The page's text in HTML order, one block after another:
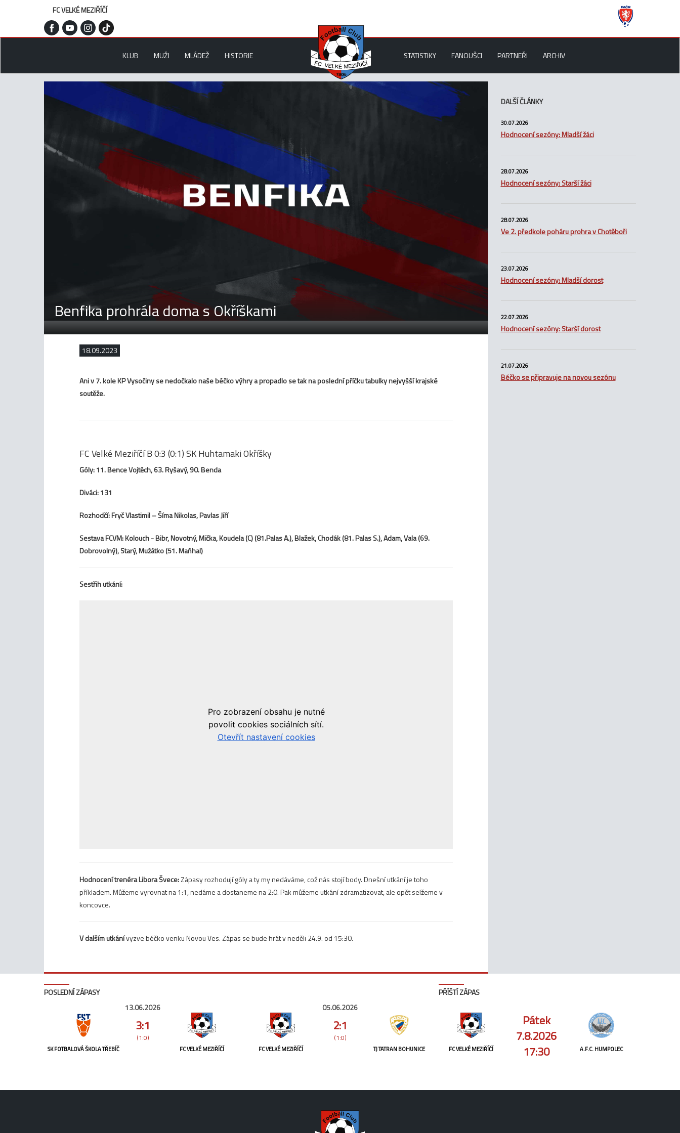
FC VELKÉ MEZIŘÍČÍ
KLUB MUŽI MLÁDEŽ HISTORIE STATISTIKY FANOUŠCI PARTNEŘI ARCHIV
Benfika prohrála doma s Okříškami
18.09.2023
Ani v 7. kole KP Vysočiny se nedočkalo naše béčko výhry a propadlo se tak na poslední příčku tabulky nejvyšší krajské
soutěže.
FC Velké Meziříčí B 0:3 (0:1) SK Huhtamaki Okříšky
Góly: 11. Bence Vojtěch, 63. Ryšavý, 90. Benda
Diváci: 131
Rozhodčí: Fryč Vlastimil – Šíma Nikolas, Pavlas Jiří
Sestava FCVM: Kolouch - Bibr, Novotný, Mička, Koudela (C) (81.Palas A.), Blažek, Chodák (81. Palas S.), Adam, Vala (69.
Dobrovolný), Starý, Mužátko (51. Maňhal)
Sestřih utkání:
Hodnocení trenéra Libora Švece:Zápasy rozhodují góly a ty my nedáváme, což nás stojí body. Dnešní utkání je toho
příkladem. Můžeme vyrovnat na 1:1, nedáme a dostaneme na 2:0. Pak můžeme utkání zdramatizovat, ale opět selžeme v
koncovce.
V dalším utkánívyzve béčko venku Novou Ves. Zápas se bude hrát v neděli 24.9. od 15:30.
DALŠÍ ČLÁNKY
30.07.2026
Hodnocení sezóny: Mladší žáci
28.07.2026
Hodnocení sezóny: Starší žáci
28.07.2026
Ve 2. předkole poháru prohra v Chotěboři
23.07.2026
Hodnocení sezóny: Mladší dorost
22.07.2026
Hodnocení sezóny: Starší dorost
21.07.2026
Béčko se připravuje na novou sezónu
POSLEDNÍ ZÁPASY
SK FOTBALOVÁ ŠKOLA TŘEBÍČ
13.06.2026
3:1
(1:0)
FC VELKÉ MEZIŘÍČÍ FC VELKÉ MEZIŘÍČÍ
05.06.2026
2:1
(1:0)
TJ TATRAN BOHUNICE
PŘÍŠTÍ ZÁPAS
FC VELKÉ MEZIŘÍČÍ
Pátek
7.8.2026
17:30
A.F.C. HUMPOLEC